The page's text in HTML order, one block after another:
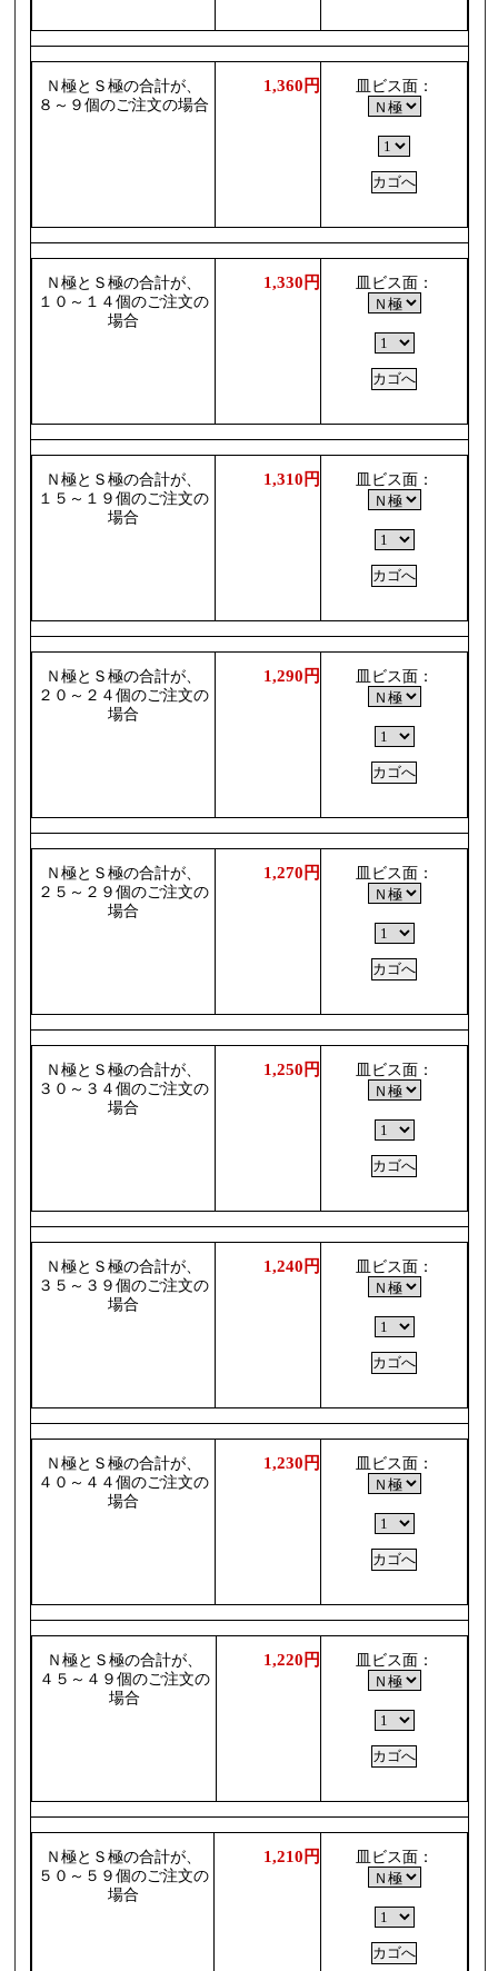
Ｎ極とＳ極の合計が、
８～９個のご注文の場合
1,360円 皿ビス面：
Ｎ極とＳ極の合計が、
１０～１４個のご注文の
場合
1,330円 皿ビス面：
Ｎ極とＳ極の合計が、
１５～１９個のご注文の
場合
1,310円 皿ビス面：
Ｎ極とＳ極の合計が、
２０～２４個のご注文の
場合
1,290円 皿ビス面：
Ｎ極とＳ極の合計が、
２５～２９個のご注文の
場合
1,270円 皿ビス面：
Ｎ極とＳ極の合計が、
３０～３４個のご注文の
場合
1,250円 皿ビス面：
Ｎ極とＳ極の合計が、
３５～３９個のご注文の
場合
1,240円 皿ビス面：
Ｎ極とＳ極の合計が、
４０～４４個のご注文の
場合
1,230円 皿ビス面：
Ｎ極とＳ極の合計が、
４５～４９個のご注文の
場合
1,220円 皿ビス面：
Ｎ極とＳ極の合計が、
５０～５９個のご注文の
場合
1,210円 皿ビス面：